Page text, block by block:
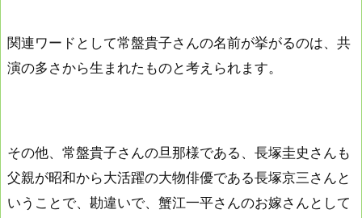
関連ワードとして常盤貴子さんの名前が挙がるのは、共
演の多さから生まれたものと考えられます。
その他、常盤貴子さんの旦那様である、長塚圭史さんも
父親が昭和から大活躍の大物俳優である長塚京三さんと
いうことで、勘違いで、蟹江一平さんのお嫁さんとして